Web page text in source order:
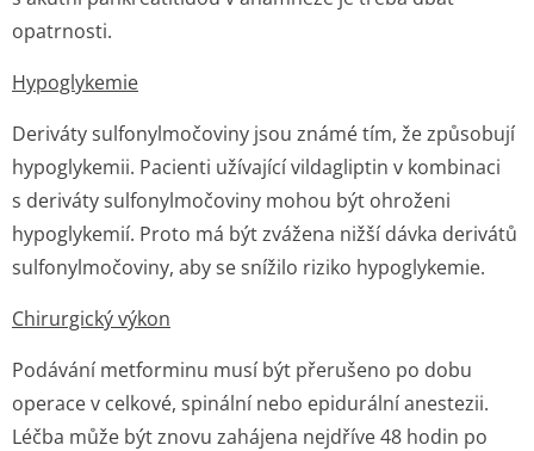
opatrnosti.
Hypoglykemie
Deriváty sulfonylmočoviny jsou známé tím, že způsobují
hypoglykemii. Pacienti užívající vildagliptin v kombinaci
s deriváty sulfonylmočoviny mohou být ohroženi
hypoglykemií. Proto má být zvážena nižší dávka derivátů
sulfonylmočoviny, aby se snížilo riziko hypoglykemie.
Chirurgický výkon
Podávání metforminu musí být přerušeno po dobu
operace v celkové, spinální nebo epidurální anestezii.
Léčba může být znovu zahájena nejdříve 48 hodin po